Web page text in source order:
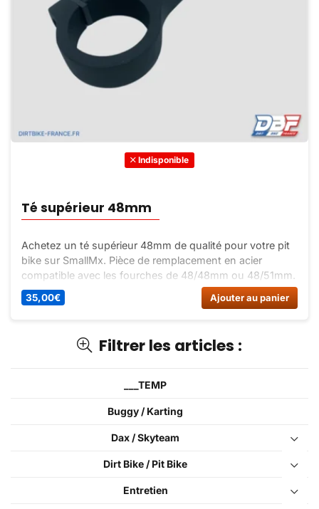
Filtrer les articles :
___TEMP
Buggy / Karting
Dax / Skyteam
Dirt Bike / Pit Bike
Entretien
Indisponible
Té supérieur 48mm
Achetez un té supérieur 48mm de qualité pour votre pit
bike sur SmallMx. Pièce de remplacement en acier
compatible avec les fourches de 48/48mm ou 48/51mm.
Livraison rapide.
35,00€ Ajouter au panier